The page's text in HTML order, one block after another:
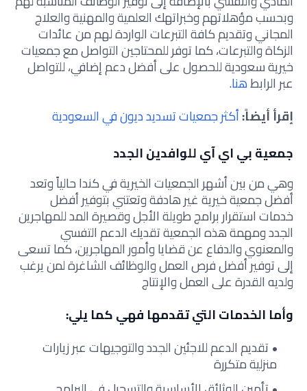
وبحسب مؤهلاتهم وخبراتهك العلمية والمهنية والعلاج
المجاني وتقديم كافة التبرعات الواردة لهم من عائدات
الزكاة والتبرعات، كما توفر للمحتاجينالتواصل مع جمعيات
خيرية سعودية للحصول على أفضل دعم إضافي، للتواصل
عبر الرابطهنا.
إقرأ أيضاً:أكثر جمعيات تسديد ديون في السعودية
جمعية بي اي آي للوافدين الجدد
وهي من بين أشهر الجمعيات الخيرية في كندا حالياً وتعد
أفضل جمعية خيرية غير هادفة وتعتني بتوفير أفضل
خدمات استقرار برامج طويلة الأجل وقصيرة المد للمهاجرين
الجدد ومهمة هذه الجمعية تقديك الدعم التفسي
والمعنوي والدفاع عن قضايا وأمور المهاجرين،كما تسعى
إلى توفير أفضل فرص العمل والوظائف الشاغرة لمن يرغب
ولديه القدرة على العمل والإنتاج
وأما الخدمات التي تقدمها فهي كما يلي:
تقديم الدعم للاجئين الجدد والتوجيهات عبر زيارات
منزلية متكررة